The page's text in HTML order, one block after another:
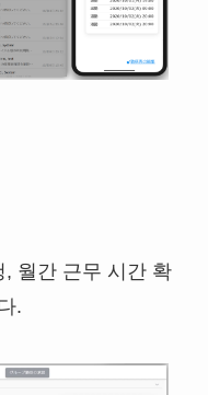
월간 근무 시간 확
.